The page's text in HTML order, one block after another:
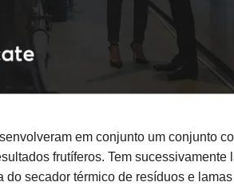
em conjunto um conjunto
frutíferos. Tem sucessivamente
secador térmico de resíduos e